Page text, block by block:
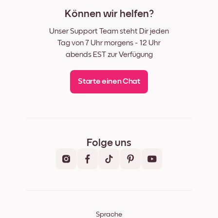
Können wir helfen?
Unser Support Team steht Dir jeden
Tag von 7 Uhr morgens - 12 Uhr
abends EST zur Verfügung
Starte einen Chat
Folge uns
Sprache